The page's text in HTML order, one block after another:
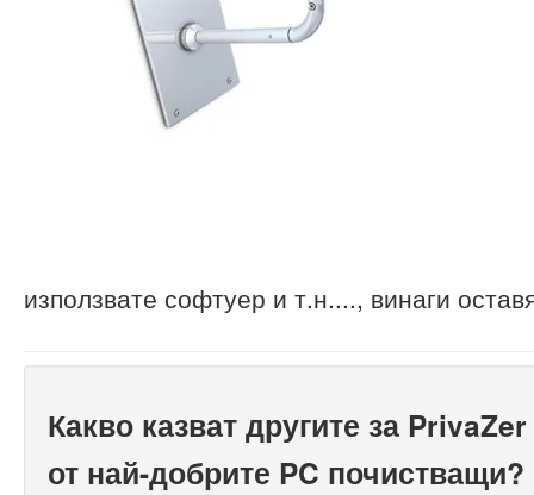
използвате софтуер и т.н...., винаги
Какво казват другите за
от най-добрите PC почистващи?